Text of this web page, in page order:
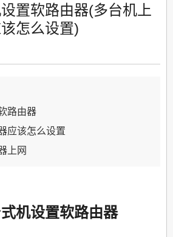
置软路由器(多台机上
怎么设置)
路由器
应该怎么设置
上网
机设置软路由器